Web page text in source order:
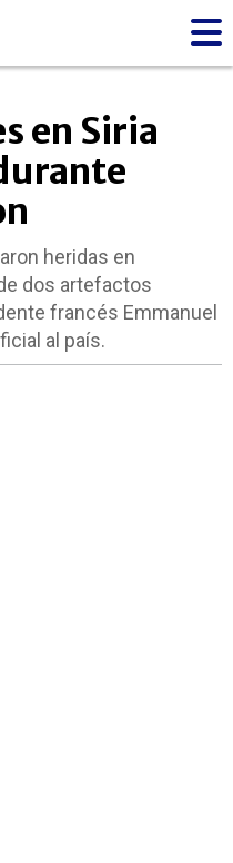
en Siria
heridas en
dos artefactos
francés Emmanuel
al país.